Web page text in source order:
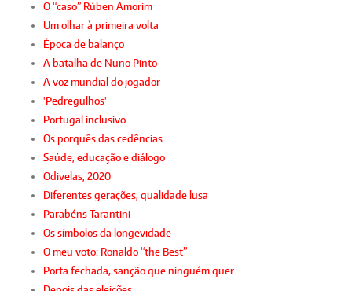
O “caso” Rúben Amorim
Um olhar à primeira volta
Época de balanço
A batalha de Nuno Pinto
A voz mundial do jogador
'Pedregulhos'
Portugal inclusivo
Os porquês das cedências
Saúde, educação e diálogo
Odivelas, 2020
Diferentes gerações, qualidade lusa
Parabéns Tarantini
Os símbolos da longevidade
O meu voto: Ronaldo “the Best”
Porta fechada, sanção que ninguém quer